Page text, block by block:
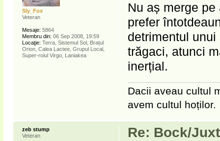
Nu aș merge
prefer
detrimentul
trăgaci, atunci
inerțial.
Dacii aveau cultul
avem cultul hoților.
Sly_Fox
Veteran
Mesaje: 5864
Membru din: 06 Sep 2008, 19:59
Locaţie: Terra, Sistemul Sol, Brațul
Orion, Calea Lactee, Grupul Local,
Super-roiul Virgo, Laniakea
Re: Bock/
zeb stump
Veteran